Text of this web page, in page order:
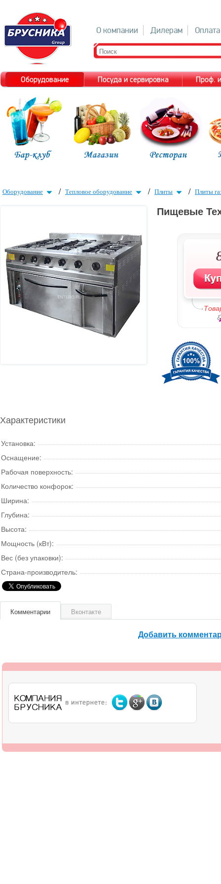
О компании Дилерам Оплата
Оборудование Посуда и сервировка Проф.
Оборудование / Тепловое оборудование / Плиты / Плиты
Пищевые
Характеристики
Установка:
Оснащение:
Рабочая поверхность:
Количество конфорок:
Ширина:
Глубина:
Высота:
Мощность (кВт):
Вес (без упаковки):
Страна-производитель:
Комментарии Вконтакте
Добавить